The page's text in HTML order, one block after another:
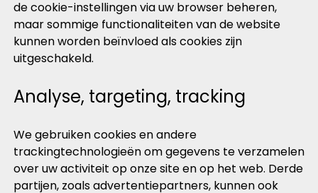
de cookie-instellingen via uw browser beheren,
maar sommige functionaliteiten van de website
kunnen worden beïnvloed als cookies zijn
uitgeschakeld.
Analyse, targeting, tracking
We gebruiken cookies en andere
trackingtechnologieën om gegevens te verzamelen
over uw activiteit op onze site en op het web. Derde
partijen, zoals advertentiepartners, kunnen ook